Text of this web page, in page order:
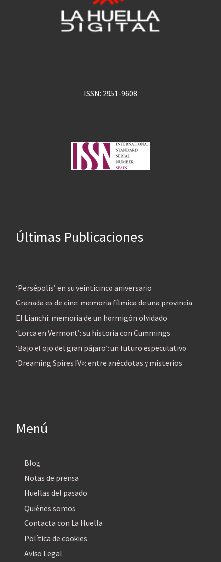
ISSN: 2951-9608
Últimas Publicaciones
‘Persépolis’ en su veinticinco aniversario
Granada es de cine: memoria fílmica de una provincia
El Lianchi: memoria de un hormigón olvidado
‘Lorca en Vermont’: su historia con Cummings
‘Bajo el ojo del gran pájaro’: un futuro especulativo
‘Dreaming Spires IV»: entre anécdotas y misterios
Menú
Blog
Notas de prensa
Huellas del pasado
Quiénes somos
Contacta con La Huella
Política de cookies
Aviso Legal